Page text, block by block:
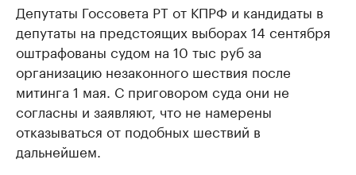
Депутаты Госсовета РТ от КПРФ и кандидаты в
депутаты на предстоящих выборах 14 сентября
оштрафованы судом на 10 тыс руб за
организацию незаконного шествия после
митинга 1 мая. С приговором суда они не
согласны и заявляют, что не намерены
отказываться от подобных шествий в
дальнейшем.